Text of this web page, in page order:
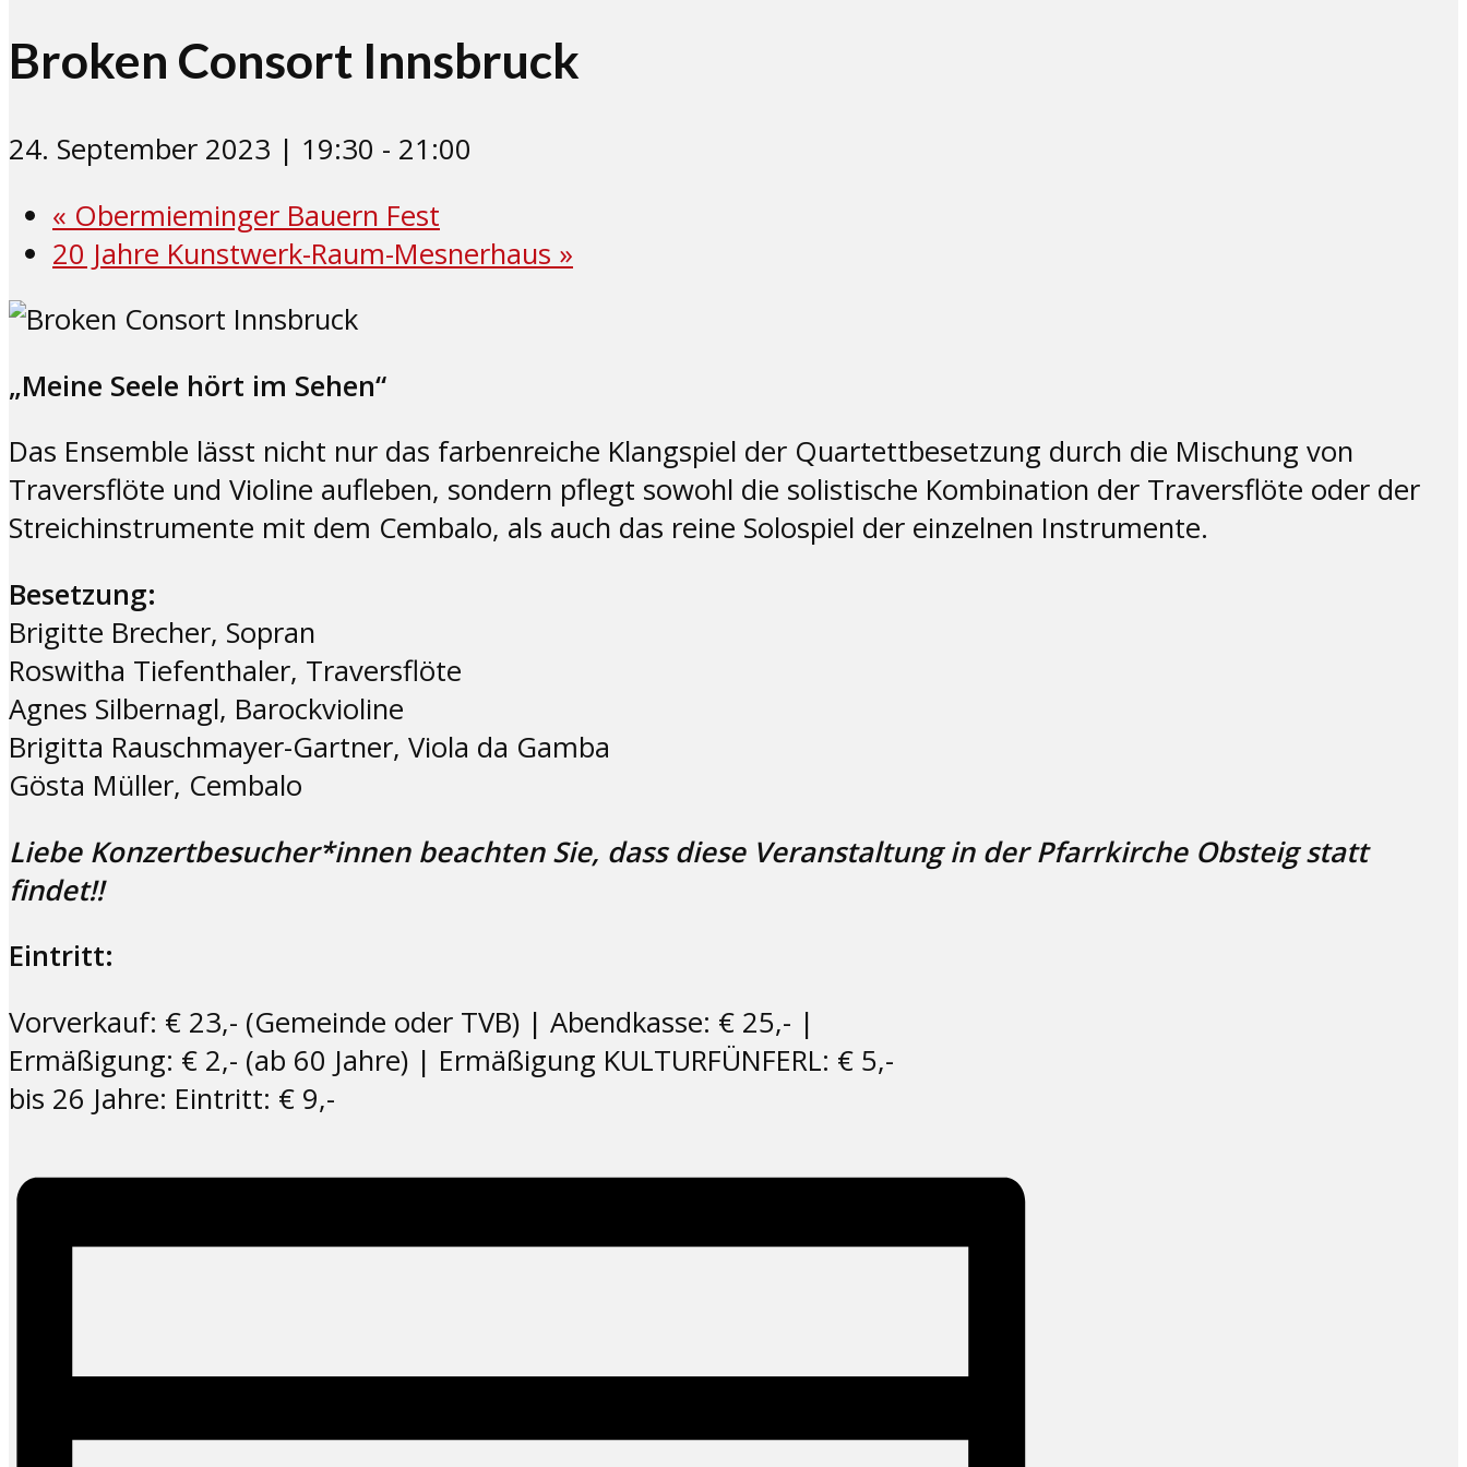
Broken Consort Innsbruck
24. September 2023 | 19:30 - 21:00
« Obermieminger Bauern Fest
20 Jahre Kunstwerk-Raum-Mesnerhaus »
„Meine Seele hört im Sehen“
Das Ensemble lässt nicht nur das farbenreiche Klangspiel der Quartettbesetzung durch die Mischung von
Traversflöte und Violine aufleben, sondern pflegt sowohl die solistische Kombination der Traversflöte oder der
Streichinstrumente mit dem Cembalo, als auch das reine Solospiel der einzelnen Instrumente.
Besetzung:
Brigitte Brecher, Sopran
Roswitha Tiefenthaler, Traversflöte
Agnes Silbernagl, Barockvioline
Brigitta Rauschmayer-Gartner, Viola da Gamba
Gösta Müller, Cembalo
Liebe Konzertbesucher*innen beachten Sie, dass diese Veranstaltung in der Pfarrkirche Obsteig statt
findet!!
Eintritt:
Vorverkauf: € 23,- (Gemeinde oder TVB) | Abendkasse: € 25,- |
Ermäßigung: € 2,- (ab 60 Jahre) | Ermäßigung KULTURFÜNFERL: € 5,-
bis 26 Jahre: Eintritt: € 9,-